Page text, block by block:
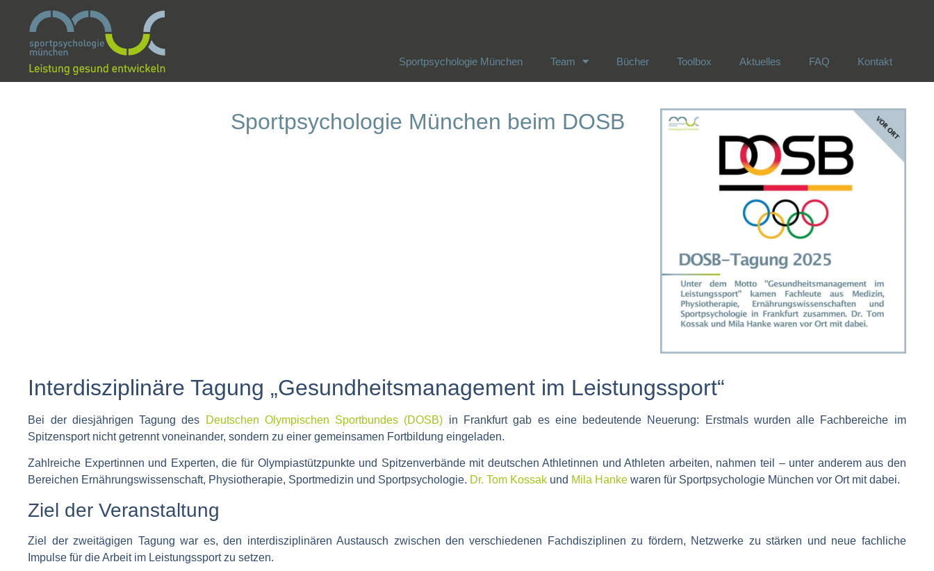
Sportpsychologie München Team Bücher Toolbox Aktuelles FAQ Kontakt
Sportpsychologie München beim DOSB
Interdisziplinäre Tagung „Gesundheitsmanagement im Leistungssport“
Bei der diesjährigen Tagung des Deutschen Olympischen Sportbundes (DOSB) in Frankfurt gab es eine bedeutende Neuerung: Erstmals wurden alle Fachbereiche im
Spitzensport nicht getrennt voneinander, sondern zu einergemeinsamen Fortbildung eingeladen.
Zahlreiche Expertinnen und Experten, die für Olympiastützpunkte und Spitzenverbände mit deutschen Athletinnen und Athleten arbeiten, nahmen teil – unter anderem aus den
Bereichen Ernährungswissenschaft, Physiotherapie, Sportmedizin und Sportpsychologie. Dr. Tom Kossak und Mila Hanke waren für Sportpsychologie München vor Ort mit dabei.
Ziel der Veranstaltung
Ziel der zweitägigen Tagung war es, den interdisziplinären Austausch zwischen den verschiedenen Fachdisziplinen zu fördern, Netzwerke zu stärken und neue fachliche
Impulse für die Arbeit im Leistungssport zu setzen.